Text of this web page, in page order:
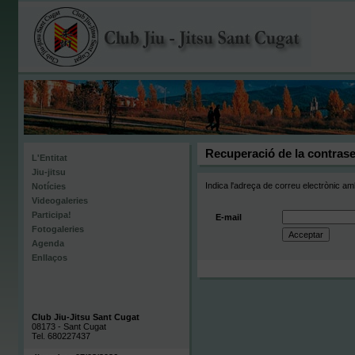
L'Entitat
Jiu-jitsu
Notícies
Videogaleries
Participa!
Fotogaleries
Agenda
Enllaços
Club Jiu-Jitsu Sant Cugat
08173 - Sant Cugat
Tel. 680227437
Recuperació de la
Indica l'adreça de correu electrònic
E-mail